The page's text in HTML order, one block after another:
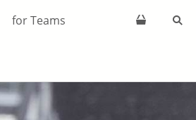
for Teams